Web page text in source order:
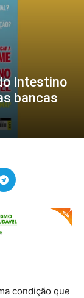
Intestino
bancas
condição que